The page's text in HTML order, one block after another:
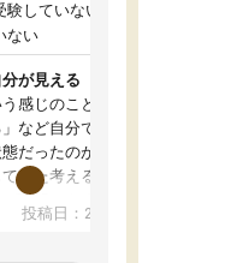
験していない/結果が出て
ない
が見える
感じのことがしたい」
など自分で自己分析をし
だったのが、コーチと話
また考えることで、もっ
理解できました。いつで
こも1つの魅力です。ま
投稿日：2024年10月31日